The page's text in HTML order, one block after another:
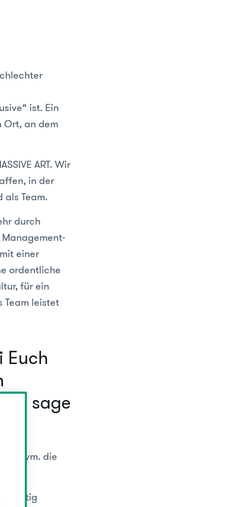
ist. Ein
Ort, an dem
ART. Wir
in der
Team.
durch
einer
ordentliche
für ein
Team leistet
Euch
sage
uvm. die